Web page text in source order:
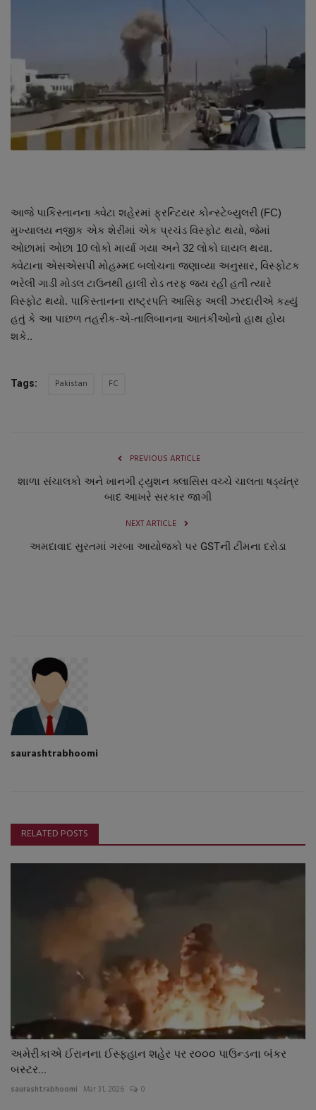
Dipotsav Special
આંતરરાષ્ટ્રીય
રાષ્ટ્રીય
જુનાગઢ
Support US
બજારના સમાચાર
નાણાંકીય સમાચાર
ગુનાખોરી
સ્વાસ્થ્ય
આજે પાકિસ્તાનના ક્વેટા શહેરમાં ફ્રન્ટિયર કોન્સ્ટેબ્યુલરી (FC)
મુખ્યાલય નજીક એક શેરીમાં એક પ્રચંડ વિસ્ફોટ થયો, જેમાં
ઓછામાં ઓછા 10 લોકો માર્યા ગયા અને 32 લોકો ઘાયલ થયા.
ક્વેટાના એસએસપી મોહમ્મદ બલોચના જણાવ્યા અનુસાર, વિસ્ફોટક
ભરેલી ગાડી મોડલ ટાઉનથી હાલી રોડ તરફ જય રહી હતી ત્યારે
વિસ્ફોટ થયો. પાકિસ્તાનના રાષ્ટ્રપતિ આસિફ અલી ઝરદારીએ કહ્યું
હતું કે આ પાછળ તહરીક-એ-તાલિબાનના આતંકીઓનો હાથ હોય
શકે..
Tags: Pakistan FC
PREVIOUS ARTICLE
શાળા સંચાલકો અને ખાનગી ટ્યુશન ક્લાસિસ વચ્ચે ચાલતા ષડ્યંત્ર
બાદ આખરે સરકાર જાગી
NEXT ARTICLE
અમદાવાદ સુરતમાં ગરબા આયોજકો પર GSTની ટીમના દરોડા
saurashtrabhoomi
RELATED POSTS
અમેરીકાએ ઈરાનના ઈસ્ફહાન શહેર પર ર૦૦૦ પાઉન્ડના બંકર
બસ્ટર...
saurashtrabhoomi Mar 31, 2026 0